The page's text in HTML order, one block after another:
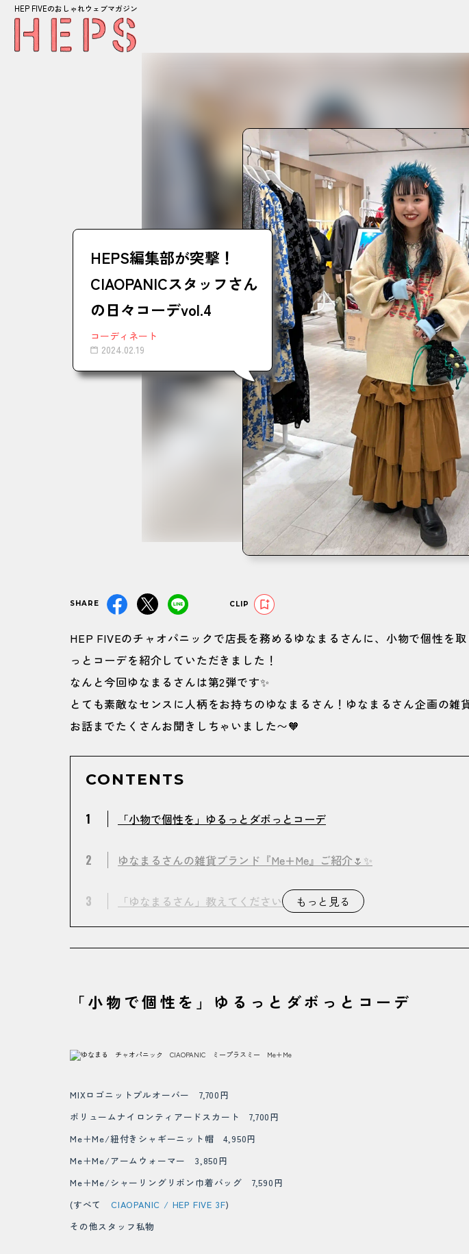
HEP FIVEのおしゃれウェブマガジン
HEPS編集部が突撃！
CIAOPANICスタッフさん
の日々コーデvol.4
コーディネート
2024.02.19
SHARE CLIP
HEP FIVEのチャオパニックで店長を務めるゆなまるさんに、小物で個性を
っとコーデを紹介していただきました！
なんと今回ゆなまるさんは第2弾です✨
とても素敵なセンスに人柄をお持ちのゆなまるさん！ゆなまるさん企画の雑
お話までたくさんお聞きしちゃいました〜🧡
CONTENTS
1 「小物で個性を」ゆるっとダボっとコーデ
2 ゆなまるさんの雑貨ブランド『Me+Me』ご紹介🌷✨
3 「ゆなまるさん」教えてください！ もっと見る
「小物で個性を」ゆるっとダボっとコーデ
MIXロゴニットプルオーバー 7,700円
ボリュームナイロンティアードスカート 7,700円
Me＋Me/紐付きシャギーニット帽 4,950円
Me＋Me/アームウォーマー 3,850円
Me＋Me/シャーリングリボン巾着バッグ 7,590円
(すべて CIAOPANIC / HEP FIVE 3F)
その他スタッフ私物